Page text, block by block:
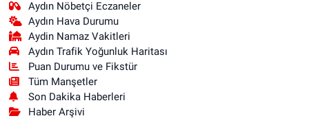
Aydın Nöbetçi Eczaneler
Aydın Hava Durumu
Aydin Namaz Vakitleri
Aydın Trafik Yoğunluk Haritası
Puan Durumu ve Fikstür
Tüm Manşetler
Son Dakika Haberleri
Haber Arşivi